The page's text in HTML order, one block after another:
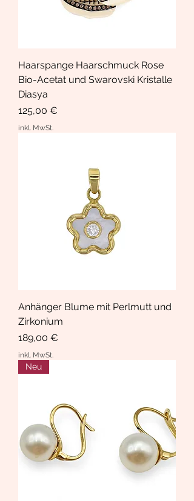
Haarspange Haarschmuck Rose
Bio-Acetat und Swarovski Kristalle
Diasya
Preis
125,00 €
inkl. MwSt.
Anhänger Blume mit Perlmutt und
Zirkonium
Preis
189,00 €
inkl. MwSt.
Neu